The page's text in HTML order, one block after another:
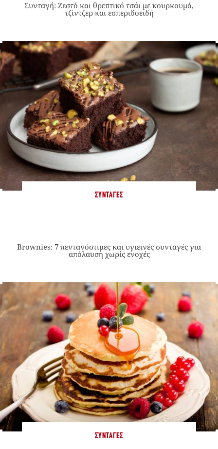
Συνταγή: Ζεστό και θρεπτικό τσάι με κουρκουμά,
τζίντζερ και εσπεριδοειδή
ΣΥΝΤΑΓΈΣ
Brownies: 7 πεντανόστιμες και υγιεινές συνταγές για
απόλαυση χωρίς ενοχές
ΣΥΝΤΑΓΈΣ